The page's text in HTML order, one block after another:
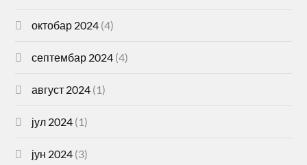
октобар 2024 (4)
септембар 2024 (4)
август 2024 (1)
јул 2024 (1)
јун 2024 (3)